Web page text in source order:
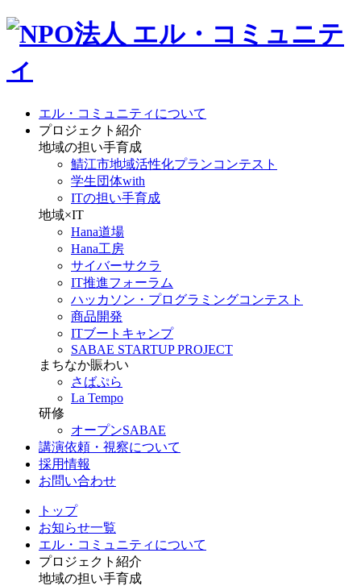
エル・コミュニティについて
プロジェクト紹介
地域の担い手育成
鯖江市地域活性化プランコンテスト
学生団体with
ITの担い手育成
地域×IT
Hana道場
Hana工房
サイバーサクラ
IT推進フォーラム
ハッカソン・プログラミングコンテスト
商品開発
ITブートキャンプ
SABAE STARTUP PROJECT
まちなか賑わい
さばぷら
La Tempo
研修
オープンSABAE
講演依頼・視察について
採用情報
お問い合わせ
トップ
お知らせ一覧
エル・コミュニティについて
プロジェクト紹介
地域の担い手育成